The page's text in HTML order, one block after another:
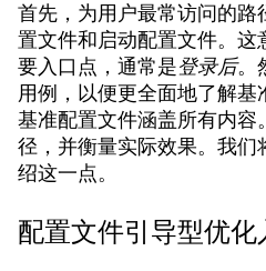
首先，为用户最常访问的
置文件和启动配置文件。这
要入口点，通常是登录后。
用例，以便更全面地了解基
基准配置文件涵盖所有内容
径，并衡量实际效果。我们
绍这一点。
配置文件引导型优化